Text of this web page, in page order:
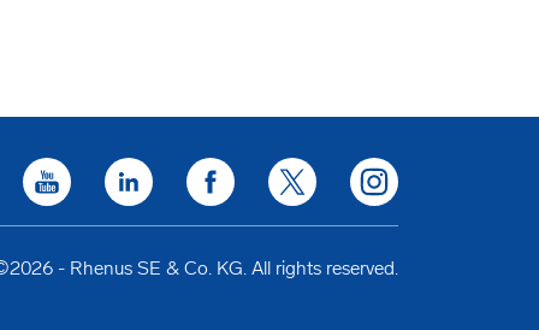
- Rhenus SE & Co. KG. All rights reserved.